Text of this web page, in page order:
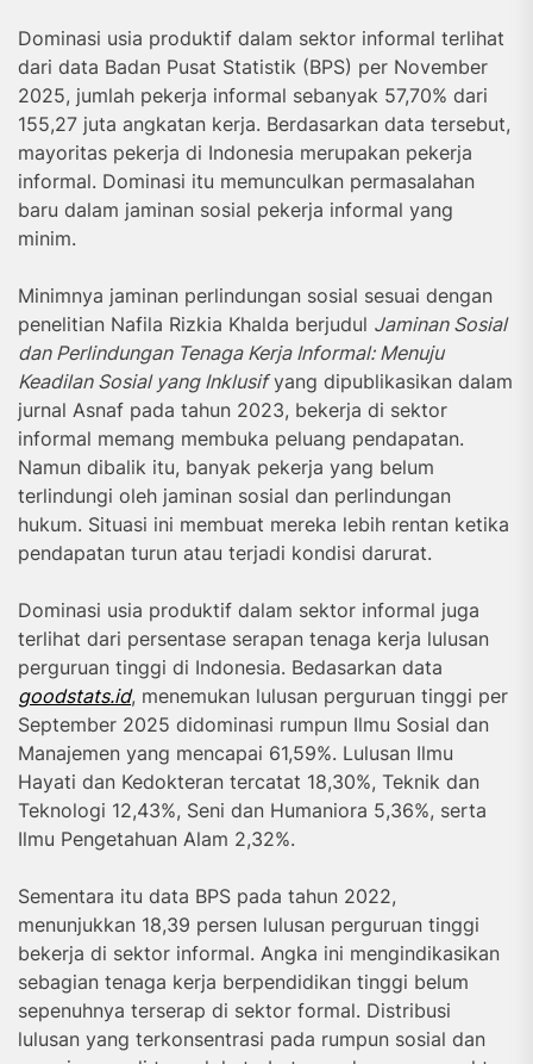
Dominasi usia produktif dalam sektor informal terlihat
dari data Badan Pusat Statistik (BPS) per November
2025, jumlah pekerja informal sebanyak 57,70% dari
155,27 juta angkatan kerja. Berdasarkan data tersebut,
mayoritas pekerja di Indonesia merupakan pekerja
informal. Dominasi itu memunculkan permasalahan
baru dalam jaminan sosial pekerja informal yang
minim.
Minimnya jaminan perlindungan sosial sesuai dengan
penelitian Nafila Rizkia Khalda berjudul Jaminan Sosial
dan Perlindungan Tenaga Kerja Informal: Menuju
Keadilan Sosial yang Inklusifyang dipublikasikan dalam
jurnal Asnaf pada tahun 2023, bekerja di sektor
informal memang membuka peluang pendapatan.
Namun dibalik itu, banyak pekerja yang belum
terlindungi oleh jaminan sosial dan perlindungan
hukum. Situasi ini membuat mereka lebih rentan ketika
pendapatan turun atau terjadi kondisi darurat.
Dominasi usia produktif dalam sektor informal juga
terlihat dari persentase serapan tenaga kerja lulusan
perguruan tinggi di Indonesia. Bedasarkan data
goodstats.id, menemukan lulusan perguruan tinggi per
September 2025 didominasi rumpun Ilmu Sosial dan
Manajemen yang mencapai 61,59%. Lulusan Ilmu
Hayati dan Kedokteran tercatat 18,30%, Teknik dan
Teknologi 12,43%, Seni dan Humaniora 5,36%, serta
Ilmu Pengetahuan Alam 2,32%.
Sementara itu data BPS pada tahun 2022,
menunjukkan 18,39 persen lulusan perguruan tinggi
bekerja di sektor informal. Angka ini mengindikasikan
sebagian tenaga kerja berpendidikan tinggi belum
sepenuhnya terserap di sektor formal. Distribusi
lulusan yang terkonsentrasi pada rumpun sosial dan